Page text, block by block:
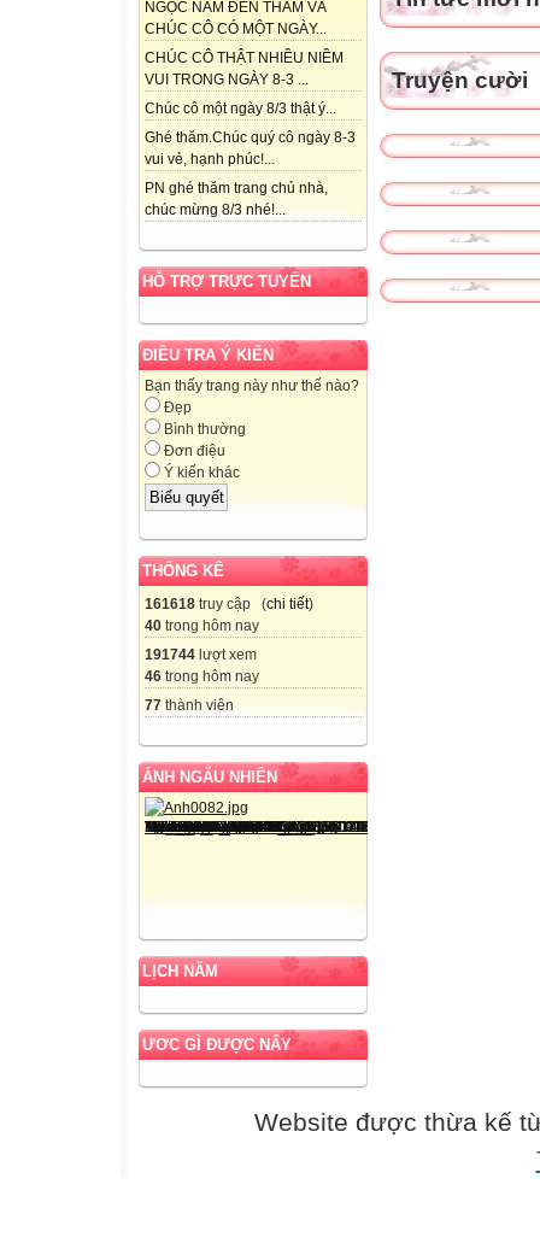
NGỌC NAM ĐẾN THĂM VÀ
CHÚC CÔ CÓ MỘT NGÀY...
CHÚC CÔ THẬT NHIỀU NIỀM
VUI TRONG NGÀY 8-3 ...
Chúc cô một ngày 8/3 thật ý...
Ghé thăm.Chúc quý cô ngày 8-3
vui vẻ, hạnh phúc!...
PN ghé thăm trang chủ nhà,
chúc mừng 8/3 nhé!...
HỖ TRỢ TRỰC TUYẾN
ĐIỀU TRA Ý KIẾN
Bạn thấy trang này như thế nào?
Đẹp
Bình thường
Đơn điệu
Ý kiến khác
THỐNG KÊ
161618 truy cập (chi tiết)
40 trong hôm nay
191744 lượt xem
46 trong hôm nay
77 thành viên
ẢNH NGẪU NHIÊN
LỊCH NĂM
ƯƠC GÌ ĐƯỢC NẤY
Truyện cười
Website được thừa kế